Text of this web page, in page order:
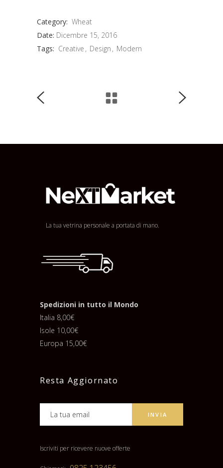
Category: Wheat
Date: Dicembre 15, 2016
Tags: Creative Design Modern
La tua vetrina personale a portata di mano.
Spedizioni in tutto il Mondo
Italia 8,00€
Isole 10,00€
Europa 15,00€
Resta Aggiornato
Iscriviti per ricevere nuove offerte